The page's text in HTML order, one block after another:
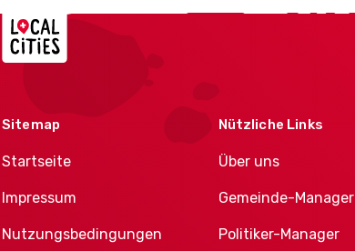
Localcities
Sitemap
Startseite
Impressum
Nutzungsbedingungen
Nützliche Links
Über uns
Gemeinde-Manager
Politiker-Manager